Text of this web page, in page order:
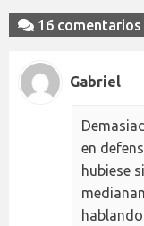
16 comentarios
Gabriel
en
hubiese